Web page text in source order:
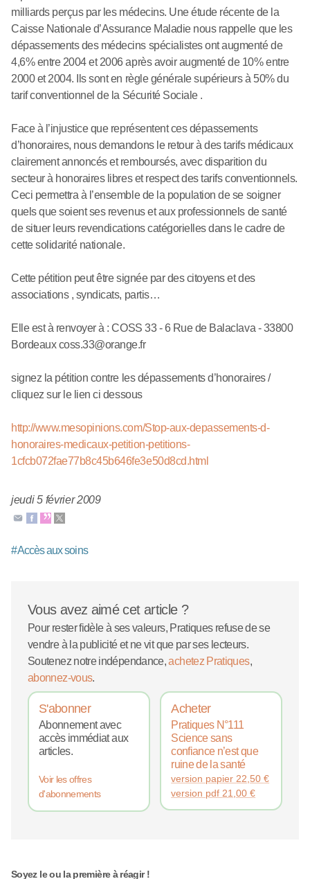
milliards perçus par les médecins. Une étude récente de la
Caisse Nationale d’Assurance Maladie nous rappelle que les
dépassements des médecins spécialistes ont augmenté de
4,6% entre 2004 et 2006 après avoir augmenté de 10% entre
2000 et 2004. Ils sont en règle générale supérieurs à 50% du
tarif conventionnel de la Sécurité Sociale .
Face à l’injustice que représentent ces dépassements
d’honoraires, nous demandons le retour à des tarifs médicaux
clairement annoncés et remboursés, avec disparition du
secteur à honoraires libres et respect des tarifs conventionnels.
Ceci permettra à l’ensemble de la population de se soigner
quels que soient ses revenus et aux professionnels de santé
de situer leurs revendications catégorielles dans le cadre de
cette solidarité nationale.
Cette pétition peut être signée par des citoyens et des
associations , syndicats, partis…
Elle est à renvoyer à : COSS 33 - 6 Rue de Balaclava - 33800
Bordeaux coss.33@orange.fr
signez la pétition contre les dépassements d’honoraires /
cliquez sur le lien ci dessous
http://www.mesopinions.com/Stop-aux-depassements-d-
honoraires-medicaux-petition-petitions-
1cfcb072fae77b8c45b646fe3e50d8cd.html
jeudi 5 février 2009
#Accès aux soins
Vous avez aimé cet article ?
Pour rester fidèle à ses valeurs, Pratiques refuse de se
vendre à la publicité et ne vit que par ses lecteurs.
Soutenez notre indépendance,achetez Pratiques,
abonnez-vous.
S'abonner
Abonnement avec
accès immédiat aux
articles.
Voir les offres
d'abonnements
Acheter
Pratiques N°111
Science sans
confiance n’est que
ruine de la santé
version papier 22,50€
version pdf 21,00€
Soyez le ou la première à réagir !